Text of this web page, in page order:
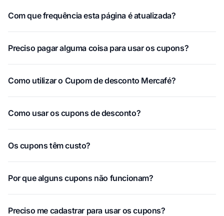
Com que frequência esta página é atualizada?
Preciso pagar alguma coisa para usar os cupons?
Como utilizar o Cupom de desconto Mercafé?
Como usar os cupons de desconto?
Os cupons têm custo?
Por que alguns cupons não funcionam?
Preciso me cadastrar para usar os cupons?